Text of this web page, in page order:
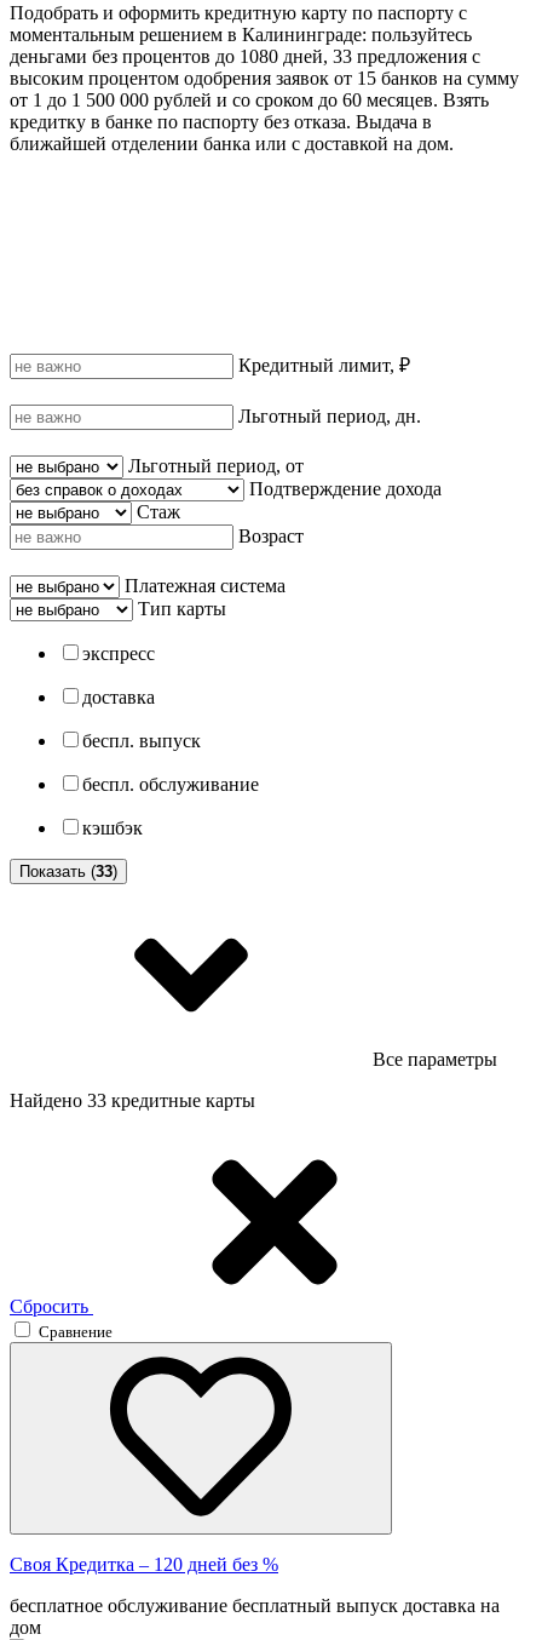
Подобрать и оформить кредитную карту по паспорту с
моментальным решением в Калининграде: пользуйтесь
деньгами без процентов до 1080 дней, 33 предложения с
высоким процентом одобрения заявок от 15 банков на сумму
от 1 до 1 500 000 рублей и со сроком до 60 месяцев. Взять
кредитку в банке по паспорту без отказа. Выдача в
ближайшей отделении банка или с доставкой на дом.
Кредитный лимит, ₽
Льготный период, дн.
Льготный период, от
Подтверждение дохода
Стаж
Возраст
Платежная система
Тип карты
экспресс
доставка
беспл. выпуск
беспл. обслуживание
кэшбэк
Показать (33)
Все параметры
Найдено 33 кредитные карты
Сбросить
Сравнение
Своя Кредитка – 120 дней без %
бесплатное обслуживание бесплатный выпуск доставка на
дом